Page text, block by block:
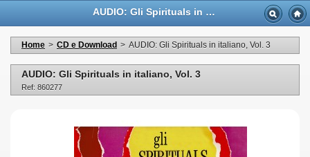
AUDIO: Gli Spirituals in italiano, Vol. 3 - Casa Musicale Eco
Home > CD e Download > AUDIO: Gli Spirituals in italiano, Vol. 3
AUDIO: Gli Spirituals in italiano, Vol. 3
Ref: 860277